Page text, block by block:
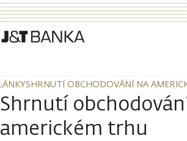
SHRNUTÍ OBCHODOVÁNÍ NA
SHRNUTÍ OBCHODOVÁNÍ NA
Shrnutí
americkém trhu